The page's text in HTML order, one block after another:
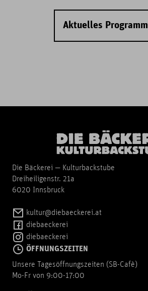
Aktuelles Programm
Die Bäckerei — Kulturbackstube
Dreiheiligenstr. 21a
6020 Innsbruck
kultur@diebaeckerei.at
diebaeckerei
diebaeckerei
ÖFFNUNGSZEITEN
Unsere Tagesöffnungszeiten (SB-Cafè)
Mo-Fr von 9:00-17:00